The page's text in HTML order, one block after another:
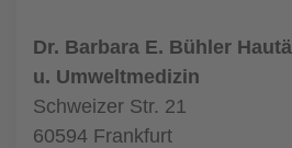
Dr. Barbara E. Bühler
u. Umweltmedizin
Schweizer Str. 21
60594 Frankfurt